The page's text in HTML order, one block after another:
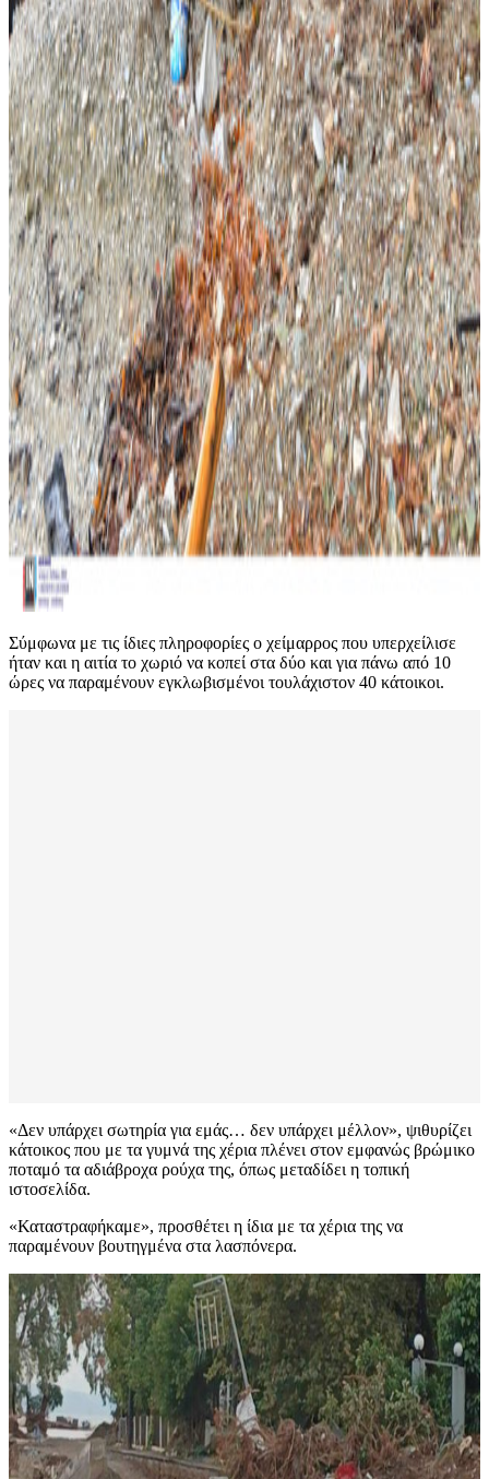
Σύμφωνα με τις ίδιες πληροφορίες ο χείμαρρος που υπερχείλισε
ήταν και η αιτία το χωριό να κοπεί στα δύο και για πάνω από 10
ώρες να παραμένουν εγκλωβισμένοι τουλάχιστον 40 κάτοικοι.
«Δεν υπάρχει σωτηρία για εμάς… δεν υπάρχει μέλλον», ψιθυρίζει
κάτοικος που με τα γυμνά της χέρια πλένει στον εμφανώς βρώμικο
ποταμό τα αδιάβροχα ρούχα της, όπως μεταδίδει η τοπική
ιστοσελίδα.
«Καταστραφήκαμε», προσθέτει η ίδια με τα χέρια της να
παραμένουν βουτηγμένα στα λασπόνερα.